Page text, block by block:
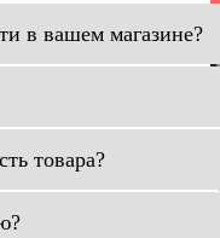
в вашем магазине?
товара?